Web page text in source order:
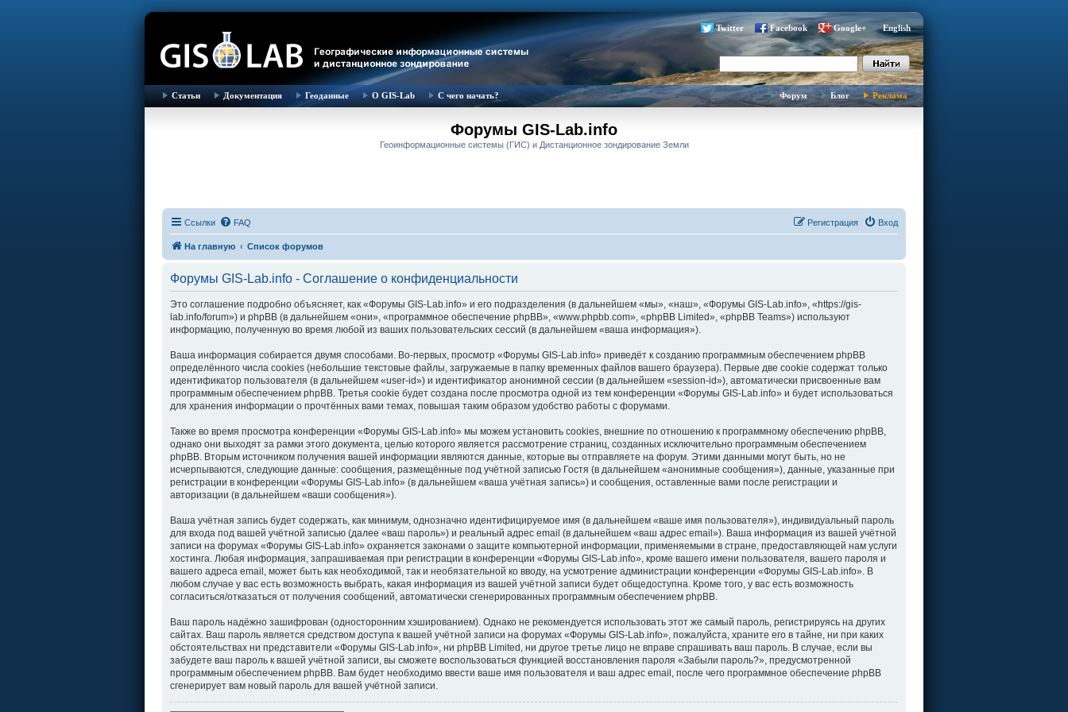
Twitter Facebook Google+ English
Статьи Документация Геоданные О GIS-Lab С чего начать? Форум Блог Реклама
Форумы GIS-Lab.info
Геоинформационные системы (ГИС) и Дистанционное зондирование Земли
Ссылки FAQ Вход
Регистрация
На главную Список форумов
Форумы GIS-Lab.info - Соглашение о конфиденциальности
Это соглашение подробно объясняет, как «Форумы GIS-Lab.info» и его подразделения (в дальнейшем «мы», «наш», «Форумы GIS-Lab.info», «https://gis-
lab.info/forum») и phpBB (в дальнейшем «они», «программное обеспечение phpBB», «www.phpbb.com», «phpBB Limited», «phpBB Teams») используют
информацию, полученную во время любой из ваших пользовательских сессий (в дальнейшем «ваша информация»).
Ваша информация собирается двумя способами. Во-первых, просмотр «Форумы GIS-Lab.info» приведёт к созданию программным обеспечением phpBB
определённого числа cookies (небольшие текстовые файлы, загружаемые в папку временных файлов вашего браузера). Первые две cookie содержат только
идентификатор пользователя (в дальнейшем «user-id») и идентификатор анонимной сессии (в дальнейшем «session-id»), автоматически присвоенные вам
программным обеспечением phpBB. Третья cookie будет создана после просмотра одной из тем конференции «Форумы GIS-Lab.info» и будет использоваться
для хранения информации о прочтённых вами темах, повышая таким образом удобство работы с форумами.
Также во время просмотра конференции «Форумы GIS-Lab.info» мы можем установить cookies, внешние по отношению к программному обеспечению phpBB,
однако они выходят за рамки этого документа, целью которого является рассмотрение страниц, созданных исключительно программным обеспечением
phpBB. Вторым источником получения вашей информации являются данные, которые вы отправляете на форум. Этими данными могут быть, но не
исчерпываются, следующие данные: сообщения, размещённые под учётной записью Гостя (в дальнейшем «анонимные сообщения»), данные, указанные при
регистрации в конференции «Форумы GIS-Lab.info» (в дальнейшем «ваша учётная запись») и сообщения, оставленные вами после регистрации и
авторизации (в дальнейшем «ваши сообщения»).
Ваша учётная запись будет содержать, как минимум, однозначно идентифицируемое имя (в дальнейшем «ваше имя пользователя»), индивидуальный пароль
для входа под вашей учётной записью (далее «ваш пароль») и реальный адрес email (в дальнейшем «ваш адрес email»). Ваша информация из вашей учётной
записи на форумах «Форумы GIS-Lab.info» охраняется законами о защите компьютерной информации, применяемыми в стране, предоставляющей нам услуги
хостинга. Любая информация, запрашиваемая при регистрации в конференции «Форумы GIS-Lab.info», кроме вашего имени пользователя, вашего пароля и
вашего адреса email, может быть как необходимой, так и необязательной ко вводу, на усмотрение администрации конференции «Форумы GIS-Lab.info». В
любом случае у вас есть возможность выбрать, какая информация из вашей учётной записи будет общедоступна. Кроме того, у вас есть возможность
согласиться/отказаться от получения сообщений, автоматически сгенерированных программным обеспечением phpBB.
Ваш пароль надёжно зашифрован (односторонним хэшированием). Однако не рекомендуется использовать этот же самый пароль, регистрируясь на других
сайтах. Ваш пароль является средством доступа к вашей учётной записи на форумах «Форумы GIS-Lab.info», пожалуйста, храните его в тайне, ни при каких
обстоятельствах ни представители «Форумы GIS-Lab.info», ни phpBB Limited, ни другое третье лицо не вправе спрашивать ваш пароль. В случае, если вы
забудете ваш пароль к вашей учётной записи, вы сможете воспользоваться функцией восстановления пароля «Забыли пароль?», предусмотренной
программным обеспечением phpBB. Вам будет необходимо ввести ваше имя пользователя и ваш адрес email, после чего программное обеспечение phpBB
сгенерирует вам новый пароль для вашей учётной записи.